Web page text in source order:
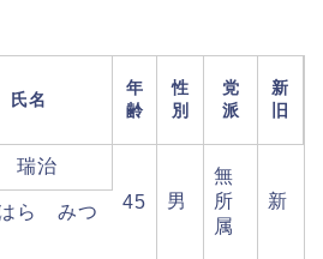
氏名
年
齢
性
別
党
派
新
旧
瑞治
45
男
無
所
属
新
ら みつ